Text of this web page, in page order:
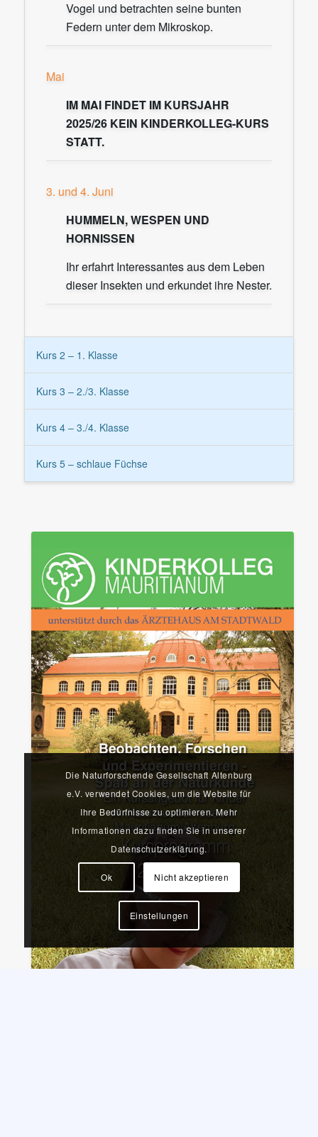
Vogel und betrachten seine bunten
Federn unter dem Mikroskop.
Mai
IM MAI FINDET IM KURSJAHR
2025/26 KEIN KINDERKOLLEG-KURS
STATT.
3. und 4. Juni
HUMMELN, WESPEN UND
HORNISSEN
Ihr erfahrt Interessantes aus dem Leben
dieser Insekten und erkundet ihre Nester.
Kurs 2 – 1. Klasse
Kurs 3 – 2./3. Klasse
Kurs 4 – 3./4. Klasse
Kurs 5 – schlaue Füchse
Die Naturforschende Gesellschaft Altenburg
e.V. verwendet Cookies, um die Website für
Ihre Bedürfnisse zu optimieren. Mehr
Informationen dazu finden Sie in unserer
Datenschutzerklärung.
Ok Nicht akzeptieren
Einstellungen